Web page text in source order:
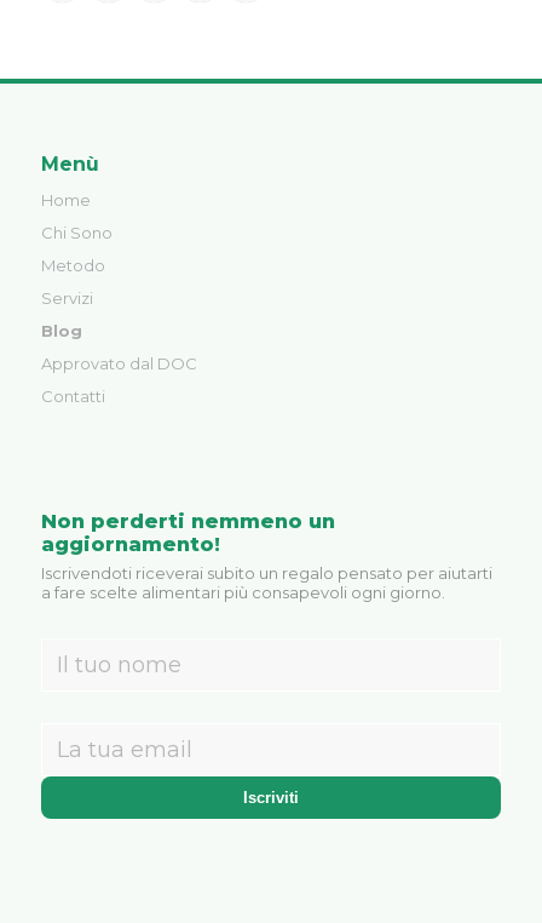
Menù
Home
Chi Sono
Metodo
Servizi
Blog
Approvato dal DOC
Contatti
Non perderti nemmeno un
aggiornamento!
Iscrivendoti riceverai subito un regalo pensato per aiutarti
a fare scelte alimentari più consapevoli ogni giorno.